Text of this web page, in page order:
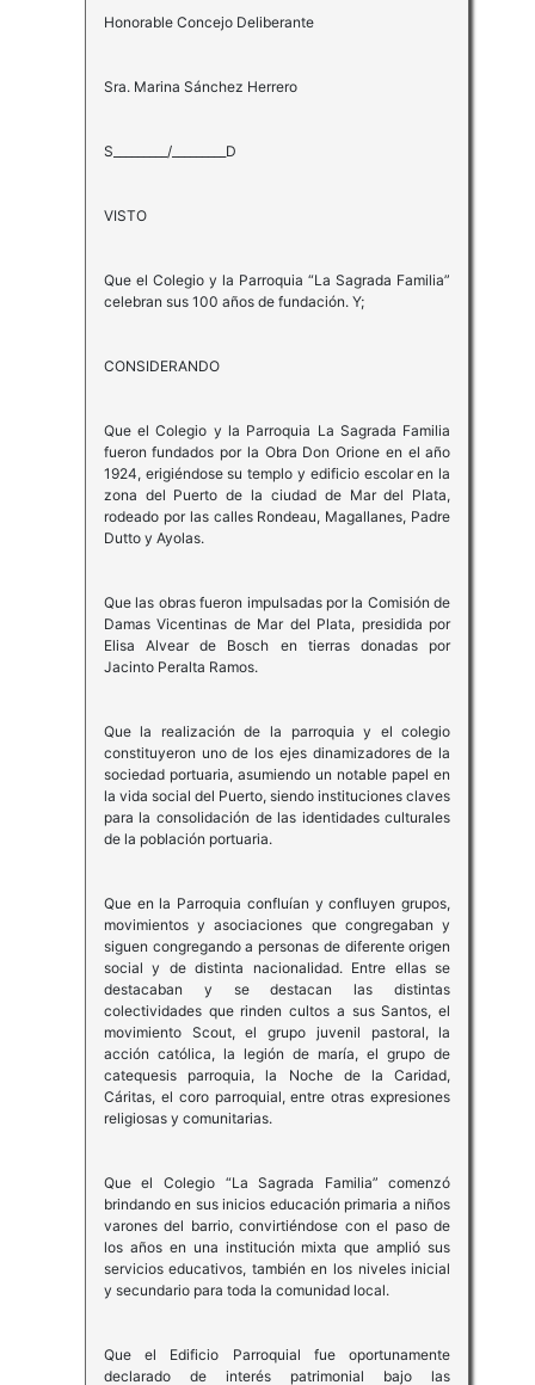
Honorable Concejo Deliberante
Sra. Marina Sánchez Herrero
S_________/_________D
VISTO
Que el Colegio y la Parroquia “La Sagrada Familia”
celebran sus 100 años de fundación. Y;
CONSIDERANDO
Que el Colegio y la Parroquia La Sagrada Familia
fueron fundados por la Obra Don Orione en el año
1924, erigiéndose su templo y edificio escolar en la
zona del Puerto de la ciudad de Mar del Plata,
rodeado por las calles Rondeau, Magallanes, Padre
Dutto y Ayolas.
Que las obras fueron impulsadas por la Comisión de
Damas Vicentinas de Mar del Plata, presidida por
Elisa Alvear de Bosch en tierras donadas por
Jacinto Peralta Ramos.
Que la realización de la parroquia y el colegio
constituyeron uno de los ejes dinamizadores de la
sociedad portuaria, asumiendo un notable papel en
la vida social del Puerto, siendo instituciones claves
para la consolidación de las identidades culturales
de la población portuaria.
Que en la Parroquia confluían y confluyen grupos,
movimientos y asociaciones que congregaban y
siguen congregando a personas de diferente origen
social y de distinta nacionalidad. Entre ellas se
destacaban y se destacan las distintas
colectividades que rinden cultos a sus Santos, el
movimiento Scout, el grupo juvenil pastoral, la
acción católica, la legión de maría, el grupo de
catequesis parroquia, la Noche de la Caridad,
Cáritas, el coro parroquial, entre otras expresiones
religiosas y comunitarias.
Que el Colegio “La Sagrada Familia” comenzó
brindando en sus inicios educación primaria a niños
varones del barrio, convirtiéndose con el paso de
los años en una institución mixta que amplió sus
servicios educativos, también en los niveles inicial
y secundario para toda la comunidad local.
Que el Edificio Parroquial fue oportunamente
declarado de interés patrimonial bajo las